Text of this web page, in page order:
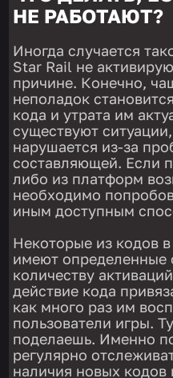
НЕ РАБОТАЮТ?
Иногда случается
Star Rail не
причине. Конечно,
неполадок
кода и утрата им
существуют
нарушается из-за
составляющей. Если
либо из платформ
необходимо
иным доступным
Некоторые из кодов
имеют определенные
количеству
действие кода
как много раз им
пользователи игры.
поделаешь. Именно
регулярно
наличия новых кодов